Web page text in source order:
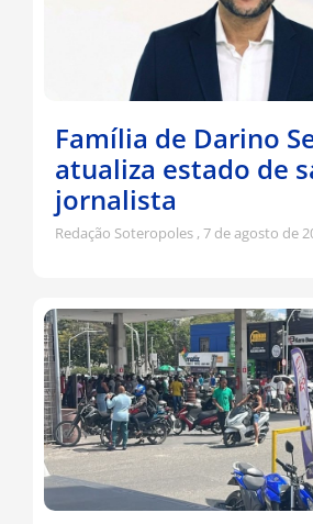
Família de Darino
atualiza estado de
jornalista
Redação Soteropoles 7 de agosto de